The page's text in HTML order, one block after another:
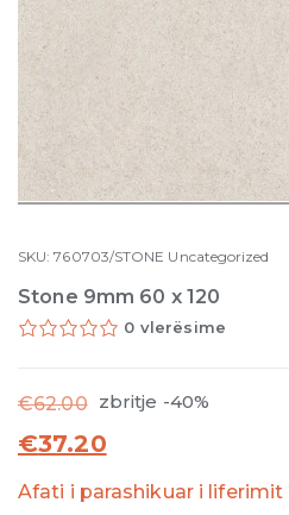
SKU:760703/STONE Uncategorized
Stone 9mm 60 x 120
0 vlerësime
€62.00 zbritje -40%
€37.20
Afati i parashikuar i liferimit